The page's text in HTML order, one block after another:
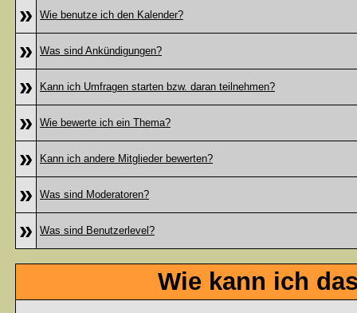
» Wie benutze ich den Kalender?
» Was sind Ankündigungen?
» Kann ich Umfragen starten bzw. daran teilnehmen?
» Wie bewerte ich ein Thema?
» Kann ich andere Mitglieder bewerten?
» Was sind Moderatoren?
» Was sind Benutzerlevel?
Wie kann ich